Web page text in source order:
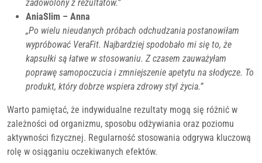
zadowolony z rezultatów.”
AniaSlim – Anna
„Po wielu nieudanych próbach odchudzania postanowiłam
wypróbować VeraFit. Najbardziej spodobało mi się to, że
kapsułki są łatwe w stosowaniu. Z czasem zauważyłam
poprawę samopoczucia i zmniejszenie apetytu na słodycze. To
produkt, który dobrze wspiera zdrowy styl życia.”
Warto pamiętać, że indywidualne rezultaty mogą się różnić w
zależności od organizmu, sposobu odżywiania oraz poziomu
aktywności fizycznej. Regularność stosowania odgrywa kluczową
rolę w osiąganiu oczekiwanych efektów.